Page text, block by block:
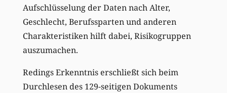
Aufschlüsselung der Daten nach Alter,
Geschlecht, Berufssparten und anderen
Charakteristiken hilft dabei, Risikogruppen
auszumachen.
Redings Erkenntnis erschließt sich beim
Durchlesen des 129-seitigen Dokuments